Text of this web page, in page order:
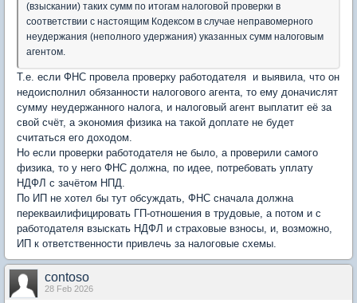
(взыскании) таких сумм по итогам налоговой проверки в
соответствии с настоящим Кодексом в случае неправомерного
неудержания (неполного удержания) указанных сумм налоговым
агентом.
Т.е. если ФНС провела проверку работодателя и выявила, что он
недоисполнил обязанности налогового агента, то ему доначислят
сумму неудержанного налога, и налоговый агент выплатит её за
свой счёт, а экономия физика на такой доплате не будет
считаться его доходом.
Но если проверки работодателя не было, а проверили самого
физика, то у него ФНС должна, по идее, потребовать уплату
НДФЛ с зачётом НПД.
По ИП не хотел бы тут обсуждать, ФНС сначала должна
перекваилифицировать ГП-отношения в трудовые, а потом и с
работодателя взыскать НДФЛ и страховые взносы, и, возможно,
ИП к ответственности привлечь за налоговые схемы.
contoso
28 Feb 2026